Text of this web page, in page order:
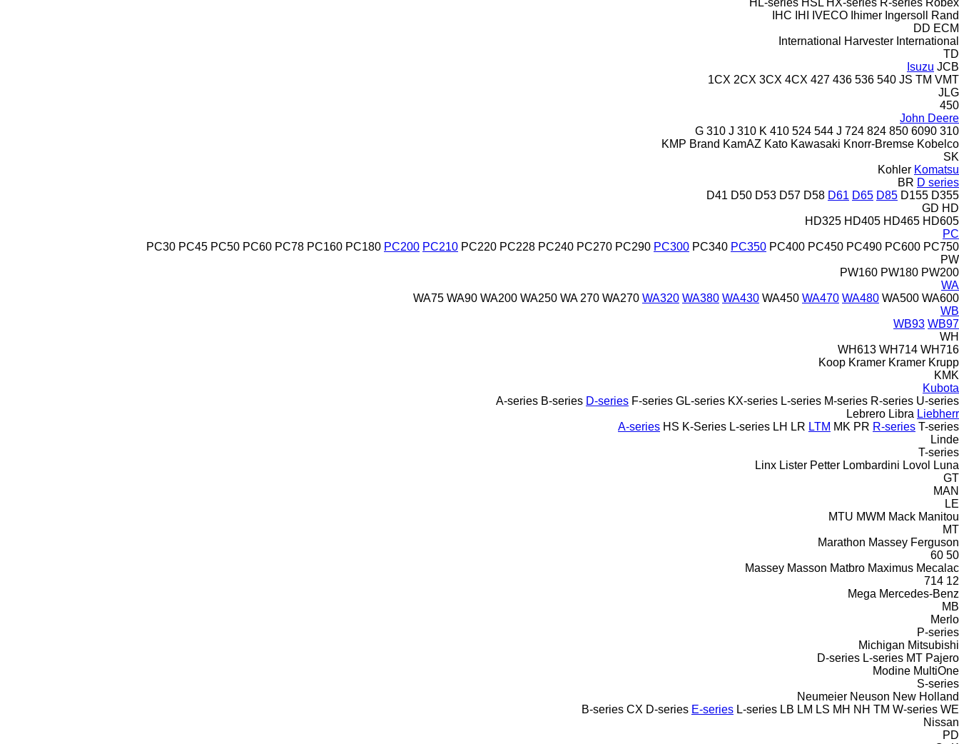
IHC
IHI IVECO Ihimer Ingersoll Rand
DD ECM
International Harvester International
TD
Isuzu JCB
1CX 2CX 3CX 4CX 427 436 536 540 JS TM VMT
JLG
450
John Deere
310 G
310 J 310 K 410 524 544 J 724 824 850 6090
KMP Brand KamAZ Kato Kawasaki Knorr-Bremse Kobelco
SK
Kohler Komatsu
BR D series
D41 D50 D53 D57 D58 D61 D65 D85 D155 D355
GD HD
HD325 HD405 HD465 HD605
PC
PC30 PC45 PC50 PC60 PC78 PC160 PC180 PC200 PC210 PC220 PC228 PC240 PC270 PC290 PC300 PC340 PC350 PC400 PC450 PC490 PC600 PC750
PW
PW160 PW180 PW200
WA
WA75 WA90 WA200 WA250 WA 270 WA270 WA320 WA380 WA430 WA450 WA470 WA480 WA500 WA600
WB
WB93 WB97
WH
WH613 WH714 WH716
Koop Kramer Kramer Krupp
KMK
Kubota
A-series B-series D-series F-series GL-series KX-series L-series M-series R-series U-series
Lebrero Libra Liebherr
A-series HS K-Series L-series LH LR LTM MK PR R-series T-series
Linde
T-series
Linx Lister Petter Lombardini Lovol
Luna
GT
MAN
LE
MTU MWM Mack Manitou
MT
Marathon Massey Ferguson
50
60
Massey Masson Matbro Maximus Mecalac
12
714
Mega Mercedes-Benz
MB
Merlo
P-series
Michigan Mitsubishi
D-series L-series MT Pajero
Modine MultiOne
S-series
Neumeier Neuson New Holland
B-series CX D-series E-series L-series LB LM LS MH NH TM W-series WE
Nissan
PD